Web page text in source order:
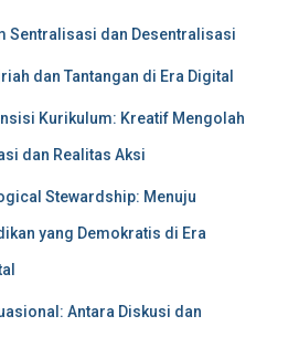
Sentralisasi dan Desentralisasi
dan Tantangan di Era Digital
Kurikulum: Kreatif Mengolah
dan Realitas Aksi
Stewardship: Menuju
yang Demokratis di Era
Antara Diskusi dan